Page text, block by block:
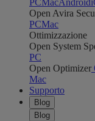
PCMacAndroid
Open Avira
PCMac
Ottimizzazione
Open System
PC
Open Optimizer
Mac
Supporto
Blog
Blog